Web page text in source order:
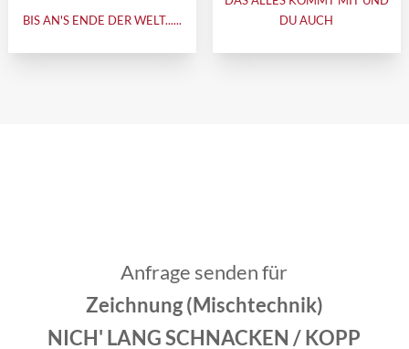
BIS AN'S ENDE DER WELT......
DU AUCH
Anfrage senden für
Zeichnung (Mischtechnik)
NICH' LANG SCHNACKEN / KOPP